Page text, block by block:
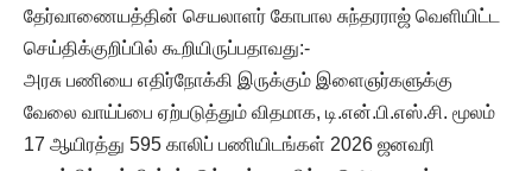
தேர்வாணையத்தின் செயலாளர் கோபால சுந்தரராஜ் வெளியிட்ட
செய்திக்குறிப்பில் கூறியிருப்பதாவது:-
அரசு பணியை எதிர்நோக்கி இருக்கும் இளைஞர்களுக்கு
வேலை வாய்ப்பை ஏற்படுத்தும் விதமாக, டி.என்.பி.எஸ்.சி. மூலம்
17 ஆயிரத்து 595 காலிப் பணியிடங்கள் 2026 ஜனவரி